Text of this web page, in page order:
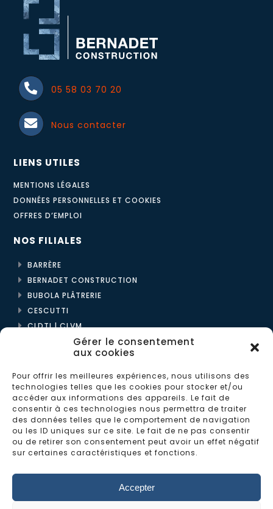
Gérer le consentement
aux cookies
Pour offrir les meilleures expériences, nous utilisons des
technologies telles que les cookies pour stocker et/ou
accéder aux informations des appareils. Le fait de
consentir à ces technologies nous permettra de traiter
des données telles que le comportement de navigation
ou les ID uniques sur ce site. Le fait de ne pas consentir
ou de retirer son consentement peut avoir un effet négatif
sur certaines caractéristiques et fonctions.
Accepter
05 58 03 70 20
Nous contacter
LIENS UTILES
MENTIONS LÉGALES
DONNÉES PERSONNELLES ET COOKIES
OFFRES D’EMPLOI
NOS FILIALES
BARRÈRE
BERNADET CONSTRUCTION
BUBOLA PLÂTRERIE
CESCUTTI
CLDTI | CLVM
LES BÉTONS MONTOIS
LES MAISONS BERNADET
MÉDITERRANÉE CONSTRUCTIONS
PRÉFADOUR